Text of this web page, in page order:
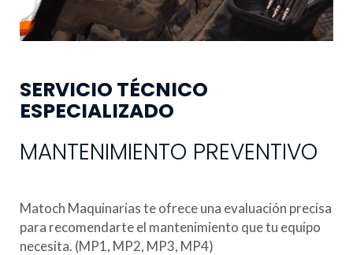
SERVICIO TÉCNICO
ESPECIALIZADO
MANTENIMIENTO PREVENTIVO
Matoch Maquinarias te ofrece una evaluación precisa
para recomendarte el mantenimiento que tu equipo
necesita. (MP1, MP2, MP3, MP4)